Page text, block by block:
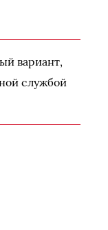
вариант,
службой